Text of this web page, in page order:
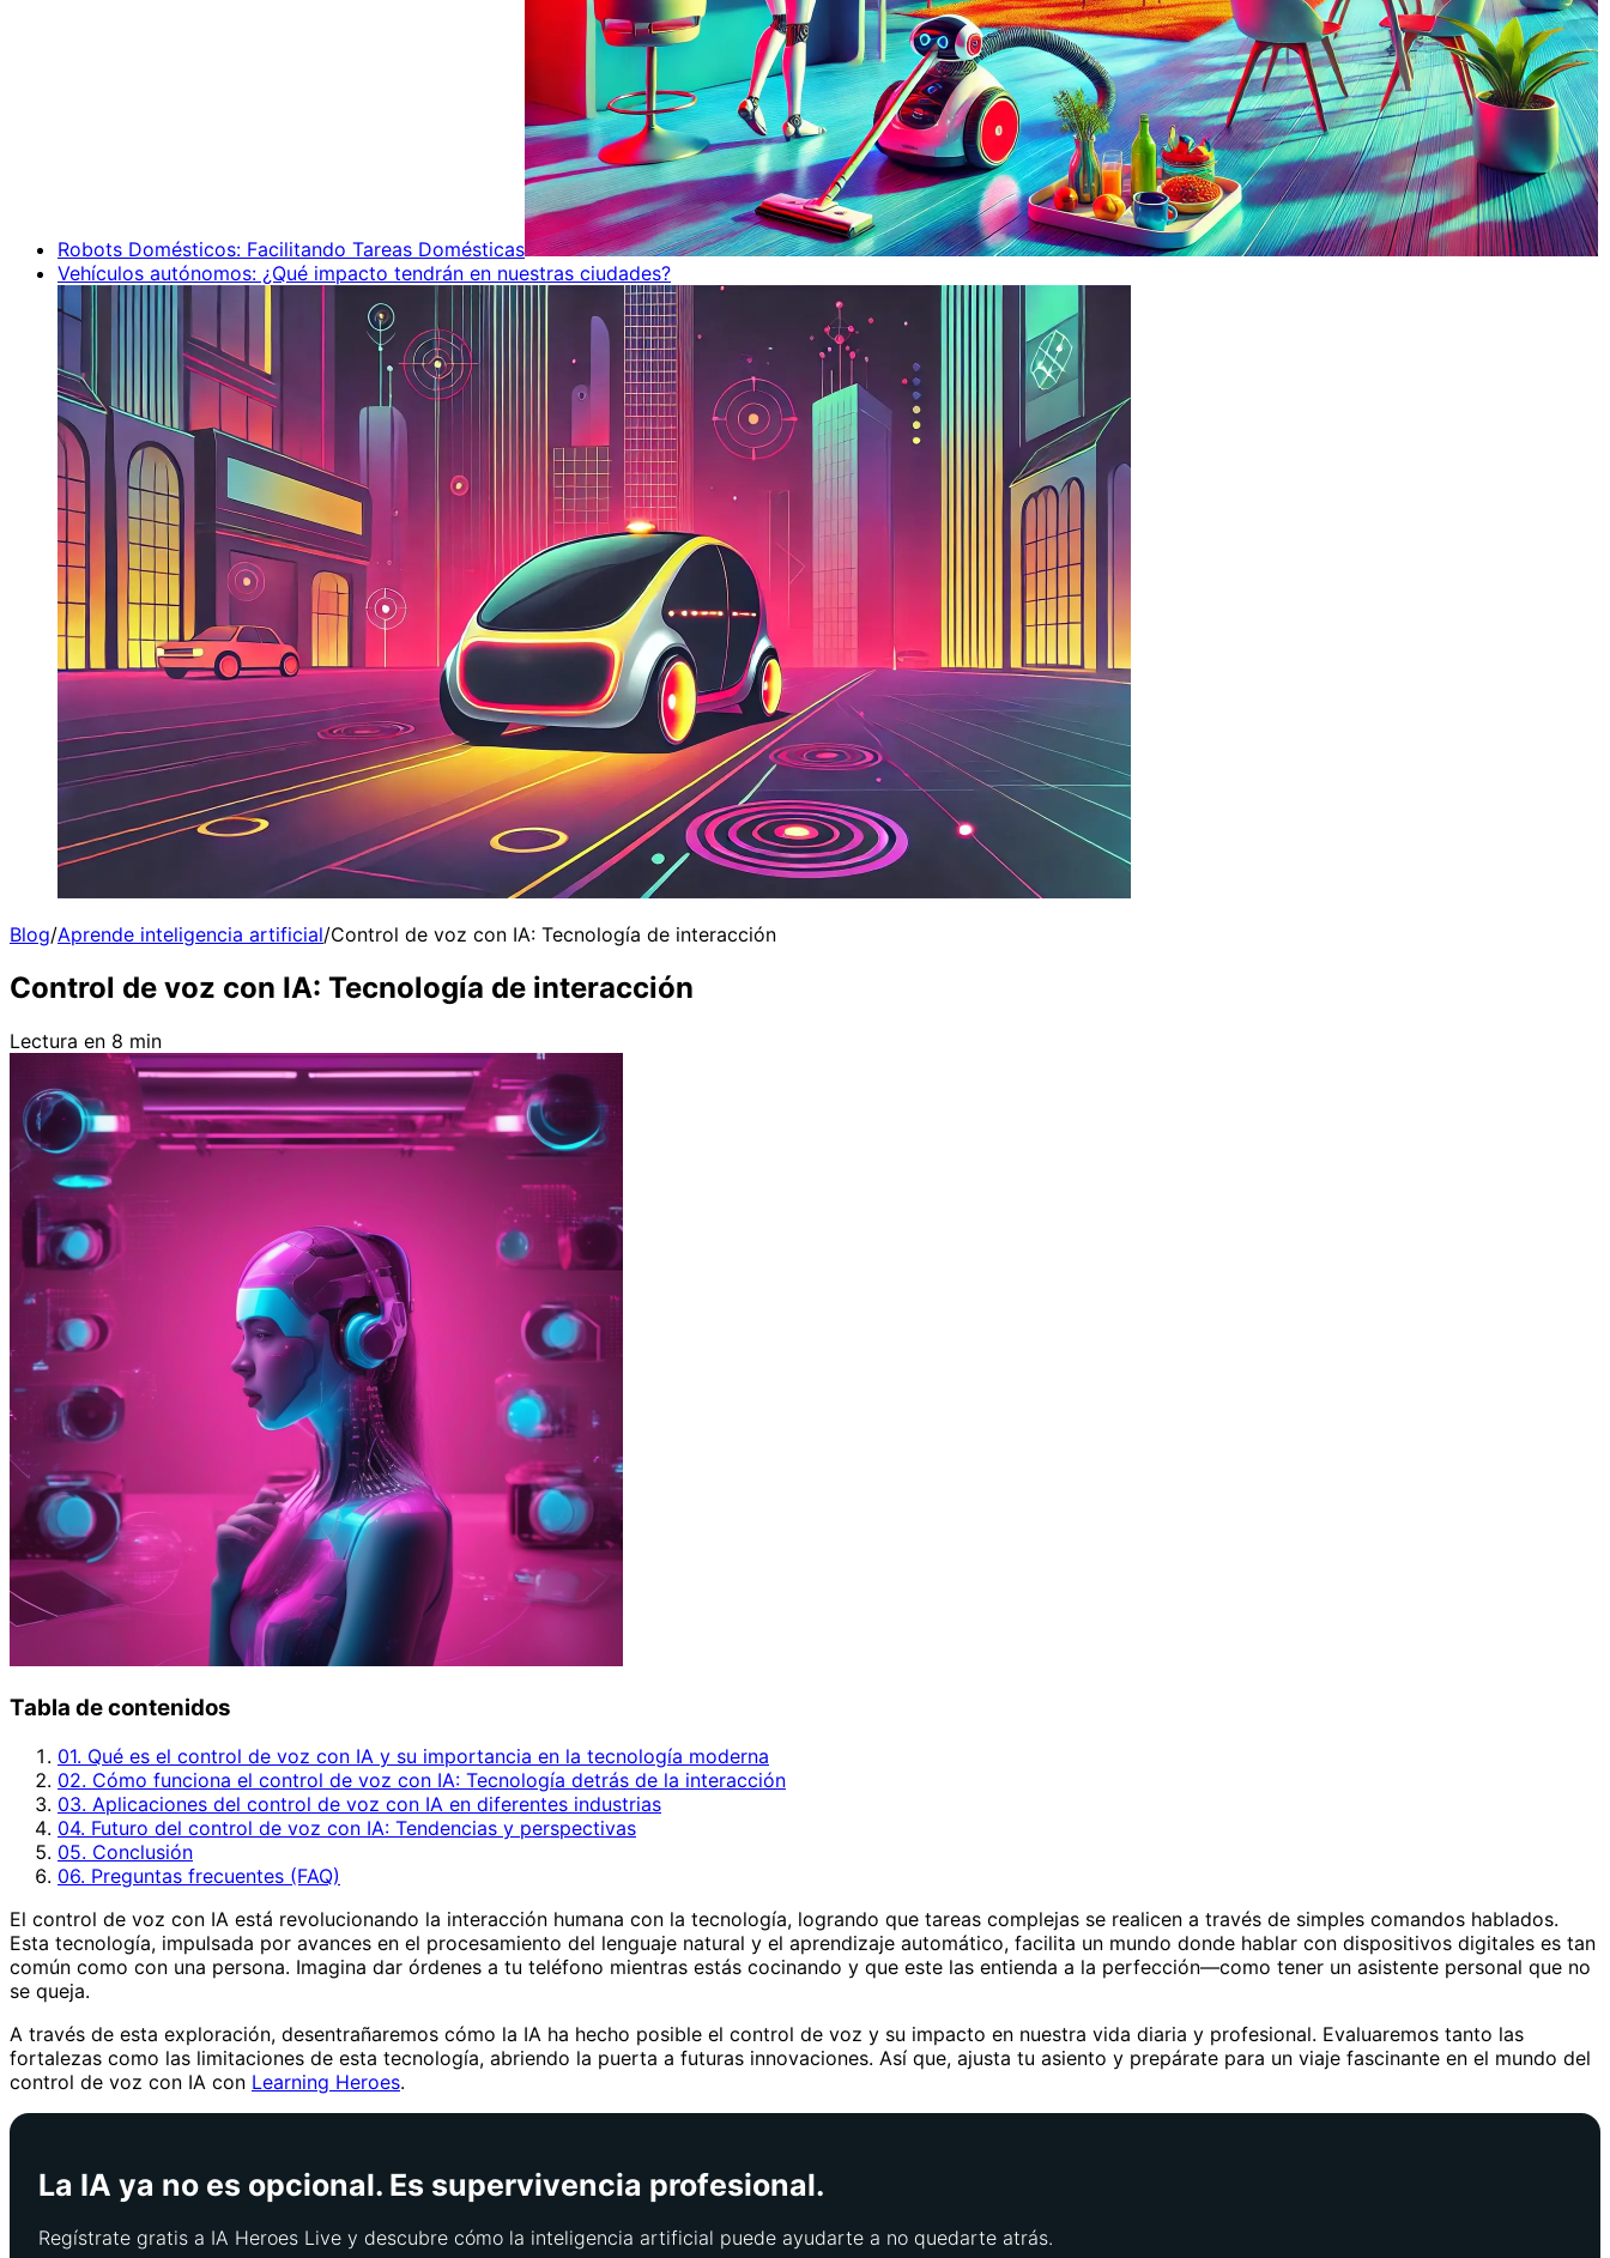
Robots Domésticos: Facilitando Tareas Domésticas
Vehículos autónomos: ¿Qué impacto tendrán en nuestras ciudades?
Blog/Aprende inteligencia artificial/Control de voz con IA: Tecnología de interacción
Control de voz con IA: Tecnología de interacción
Lectura en 8 min
Tabla de contenidos
01. Qué es el control de voz con IA y su importancia en la tecnología moderna
02. Cómo funciona el control de voz con IA: Tecnología detrás de la interacción
03. Aplicaciones del control de voz con IA en diferentes industrias
04. Futuro del control de voz con IA: Tendencias y perspectivas
05. Conclusión
06. Preguntas frecuentes (FAQ)
El control de voz con IA está revolucionando la interacción humana con la tecnología, logrando que tareas complejas se realicen a través de simples comandos hablados.
Esta tecnología, impulsada por avances en el procesamiento del lenguaje natural y el aprendizaje automático, facilita un mundo donde hablar con dispositivos digitales es tan
común como con una persona. Imagina dar órdenes a tu teléfono mientras estás cocinando y que este las entienda a la perfección—como tener un asistente personal que no
se queja.
A través de esta exploración, desentrañaremos cómo la IA ha hecho posible el control de voz y su impacto en nuestra vida diaria y profesional. Evaluaremos tanto las
fortalezas como las limitaciones de esta tecnología, abriendo la puerta a futuras innovaciones. Así que, ajusta tu asiento y prepárate para un viaje fascinante en el mundo del
control de voz con IA con Learning Heroes.
La IA ya no es opcional. Es supervivencia profesional.
Regístrate gratis a IA Heroes Live y descubre cómo la inteligencia artificial puede ayudarte a no quedarte atrás.